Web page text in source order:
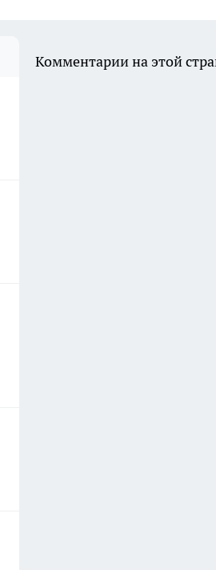
Комментарии на этой